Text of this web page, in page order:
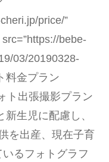
price/”
src=”https://bebe-
03/20190328-
料金プラン
ト出張撮影プラン
生児に配慮し、
を出産、現在子育
るフォトグラフ